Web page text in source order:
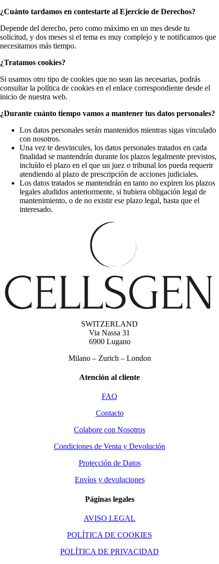
¿Cuánto tardamos en contestarte al Ejercicio de Derechos?
Depende del derecho, pero como máximo en un mes desde tu
solicitud, y dos meses si el tema es muy complejo y te notificamos que
necesitamos más tiempo.
¿Tratamos cookies?
Si usamos otro tipo de cookies que no sean las necesarias, podrás
consultar la política de cookies en el enlace correspondiente desde el
inicio de nuestra web.
¿Durante cuánto tiempo vamos a mantener tus datos personales?
Los datos personales serán mantenidos mientras sigas vinculado
con nosotros.
Una vez te desvincules, los datos personales tratados en cada
finalidad se mantendrán durante los plazos legalmente previstos,
incluído el plazo en el que un juez o tribunal los pueda requerir
atendiendo al plazo de prescripción de acciones judiciales.
Los datos tratados se mantendrán en tanto no expiren los plazos
legales aludidos anteriormente, si hubiera obligación legal de
mantenimiento, o de no existir ese plazo legal, hasta que el
interesado.
SWITZERLAND
Via Nassa 31
6900 Lugano
Milano – Zurich – London
Atención al cliente
FAQ
Contacto
Colabore con Nosotros
Condiciones de Venta y Devolución
Protección de Datos
Envíos y devoluciones
Páginas legales
AVISO LEGAL
POLÍTICA DE COOKIES
POLÍTICA DE PRIVACIDAD